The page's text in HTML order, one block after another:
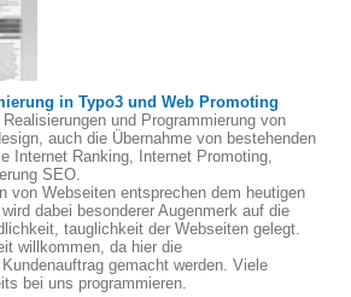
in Typo3 und Web Promoting
und Programmierung von
auch die Übernahme von bestehenden
Internet Ranking, Internet Promoting,
SEO.
von Webseiten entsprechen dem heutigen
dabei besonderer Augenmerk auf die
tauglichkeit der Webseiten gelegt.
willkommen, da hier die
gemacht werden. Viele
bei uns programmieren.